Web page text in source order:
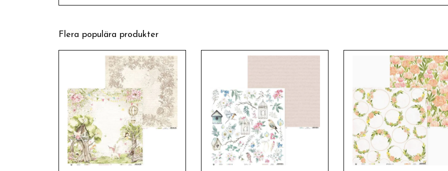
Flera populära produkter